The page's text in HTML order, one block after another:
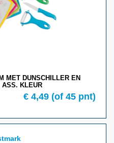
MET DUNSCHILLER EN
ASS. KLEUR
€ 4,49 (of 45 pnt)